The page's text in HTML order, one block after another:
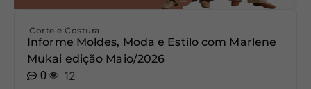
Corte e Costura
Informe Moldes, Moda e Estilo com Marlene
Mukai edição Maio/2026
0
12